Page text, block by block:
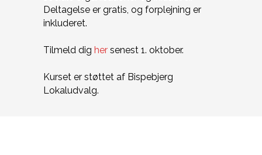
Deltagelse er gratis, og forplejning er
inkluderet.
Tilmeld dig her senest 1. oktober.
Kurset er støttet af Bispebjerg
Lokaludvalg.